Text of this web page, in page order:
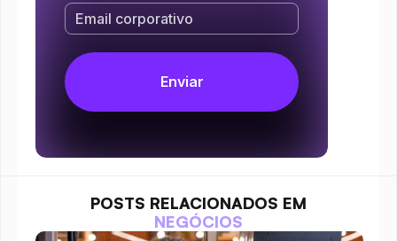
POSTS RELACIONADOS EM
NEGÓCIOS